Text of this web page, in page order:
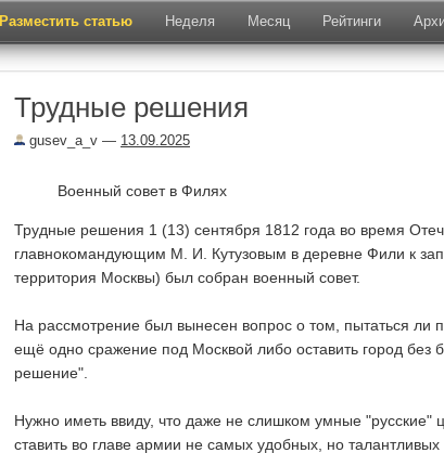
Разместить статью Неделя Месяц Рейтинги
Трудные решения
gusev_a_v — 13.09.2025
Военный совет в Филях
Трудные решения 1 (13) сентября 1812 года во время
главнокомандующим М. И. Кутузовым в деревне Фили к
территория Москвы) был собран военный совет.
На рассмотрение был вынесен вопрос о том, пытаться ли
ещё одно сражение под Москвой либо оставить город без
решение".
Нужно иметь ввиду, что даже не слишком умные "русские"
ставить во главе армии не самых удобных, но талантливых